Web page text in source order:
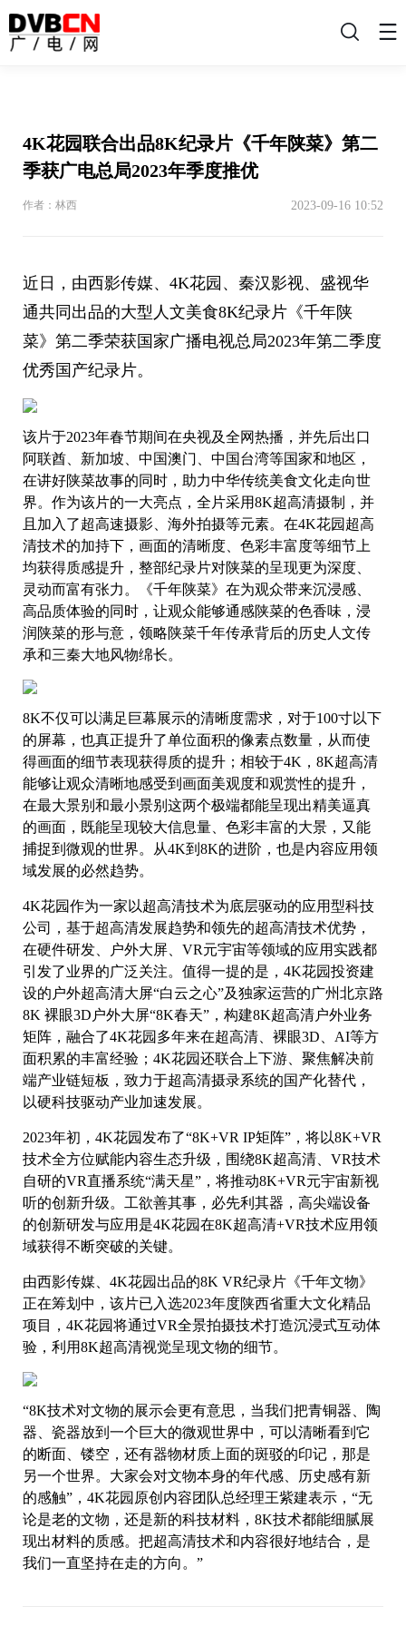
搜
4K花园联合出品8K纪录片《千年陕菜》第二
季获广电总局2023年季度推优
作者：林西 2023-09-16 10:52
近日，由西影传媒、4K花园、秦汉影视、盛视华
通共同出品的大型人文美食8K纪录片《千年陕
菜》第二季荣获国家广播电视总局2023年第二季度
优秀国产纪录片。
该片于2023年春节期间在央视及全网热播，并先后出口
阿联酋、新加坡、中国澳门、中国台湾等国家和地区，
在讲好陕菜故事的同时，助力中华传统美食文化走向世
界。作为该片的一大亮点，全片采用8K超高清摄制，并
且加入了超高速摄影、海外拍摄等元素。在4K花园超高
清技术的加持下，画面的清晰度、色彩丰富度等细节上
均获得质感提升，整部纪录片对陕菜的呈现更为深度、
灵动而富有张力。《千年陕菜》在为观众带来沉浸感、
高品质体验的同时，让观众能够通感陕菜的色香味，浸
润陕菜的形与意，领略陕菜千年传承背后的历史人文传
承和三秦大地风物绵长。
8K不仅可以满足巨幕展示的清晰度需求，对于100寸以下
的屏幕，也真正提升了单位面积的像素点数量，从而使
得画面的细节表现获得质的提升；相较于4K，8K超高清
能够让观众清晰地感受到画面美观度和观赏性的提升，
在最大景别和最小景别这两个极端都能呈现出精美逼真
的画面，既能呈现较大信息量、色彩丰富的大景，又能
捕捉到微观的世界。从4K到8K的进阶，也是内容应用领
域发展的必然趋势。
4K花园作为一家以超高清技术为底层驱动的应用型科技
公司，基于超高清发展趋势和领先的超高清技术优势，
在硬件研发、户外大屏、VR元宇宙等领域的应用实践都
引发了业界的广泛关注。值得一提的是，4K花园投资建
设的户外超高清大屏“白云之心”及独家运营的广州北京路
8K 裸眼3D户外大屏“8K春天”，构建8K超高清户外业务
矩阵，融合了4K花园多年来在超高清、裸眼3D、AI等方
面积累的丰富经验；4K花园还联合上下游、聚焦解决前
端产业链短板，致力于超高清摄录系统的国产化替代，
以硬科技驱动产业加速发展。
2023年初，4K花园发布了“8K+VR IP矩阵”，将以8K+VR
技术全方位赋能内容生态升级，围绕8K超高清、VR技术
自研的VR直播系统“满天星”，将推动8K+VR元宇宙新视
听的创新升级。工欲善其事，必先利其器，高尖端设备
的创新研发与应用是4K花园在8K超高清+VR技术应用领
域获得不断突破的关键。
由西影传媒、4K花园出品的8K VR纪录片《千年文物》
正在筹划中，该片已入选2023年度陕西省重大文化精品
项目，4K花园将通过VR全景拍摄技术打造沉浸式互动体
验，利用8K超高清视觉呈现文物的细节。
“8K技术对文物的展示会更有意思，当我们把青铜器、陶
器、瓷器放到一个巨大的微观世界中，可以清晰看到它
的断面、镂空，还有器物材质上面的斑驳的印记，那是
另一个世界。大家会对文物本身的年代感、历史感有新
的感触”，4K花园原创内容团队总经理王紫建表示，“无
论是老的文物，还是新的科技材料，8K技术都能细腻展
现出材料的质感。把超高清技术和内容很好地结合，是
我们一直坚持在走的方向。”